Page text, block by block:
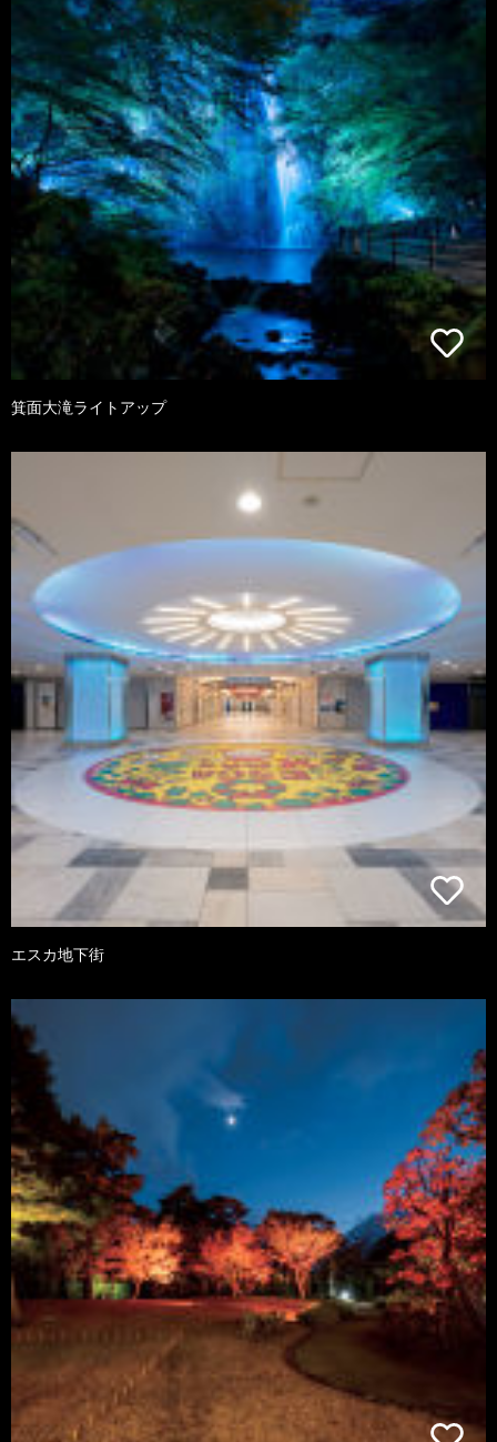
箕面大滝ライトアップ
エスカ地下街